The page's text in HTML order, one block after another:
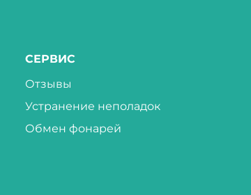
СЕРВИС
Отзывы
Устранение неполадок
Обмен фонарей